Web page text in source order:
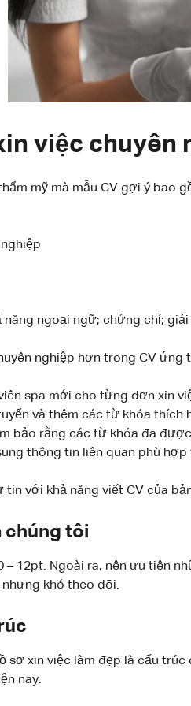
việc chuyên
mỹ mà mẫu CV gợi ý bao
năng ngoại ngữ; chứng chỉ;
nghiệp hơn trong CV
viên spa mới cho từng đơn xin
và thêm các từ khóa thích
bảo rằng các từ khóa đã
thông tin liên quan phù
tin với khả năng viết CV của
chúng tôi
– 12pt. Ngoài ra, nên ưu tiên
khó theo dõi.
sơ xin việc làm đẹp là cấu
nay.